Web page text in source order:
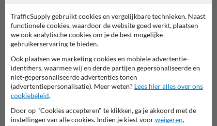
Neem contact op met onze productspecialist Igor!
al je vragen over onze producten en diensten.
TrafficSupply gebruikt cookies en vergelijkbare technieken. Naast
functionele cookies, waardoor de website goed werkt, plaatsen
we ook analytische cookies om je de best mogelijke
gebruikerservaring te bieden.
Ook plaatsen we marketing cookies en mobiele advertentie-
identifiers, waarmee wij en derde partijen gepersonaliseerde en
niet-gepersonaliseerde advertenties tonen
(advertentiepersonalisatie). Meer weten? Lees hier alles over ons
cookiebeleid.
Door op "Cookies accepteren" te klikken, ga je akkoord met de
instellingen van alle cookies. Indien je kiest voorweigeren,